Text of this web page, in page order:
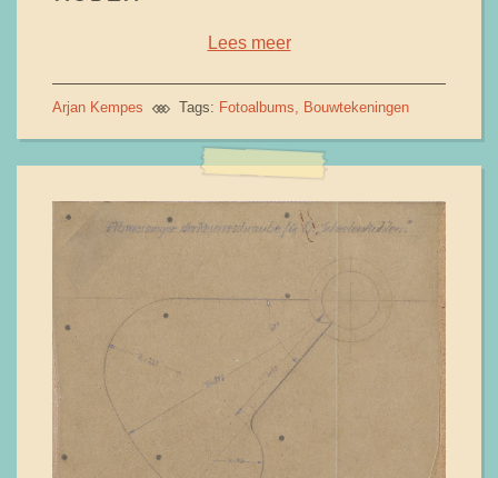
Lees meer
Arjan Kempes Tags: Fotoalbums Bouwtekeningen